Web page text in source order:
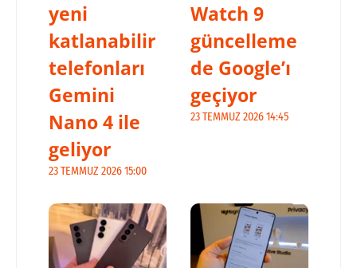
yeni
katlanabilir
telefonları
Gemini
Nano 4 ile
geliyor
23 TEMMUZ 2026 15:00
Watch 9
güncelleme
de Google’ı
geçiyor
23 TEMMUZ 2026 14:45